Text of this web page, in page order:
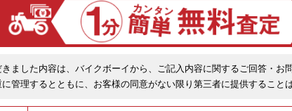
ました内容は、バイクボーイから、ご記入内容に関するご回答・お
管理するとともに、お客様の同意がない限り第三者に提供すること